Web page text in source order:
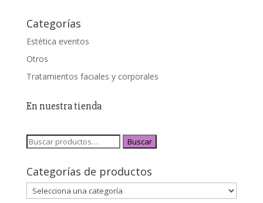
Categorías
Estética eventos
Otros
Tratamientos faciales y corporales
En nuestra tienda
Buscar
Categorías de productos